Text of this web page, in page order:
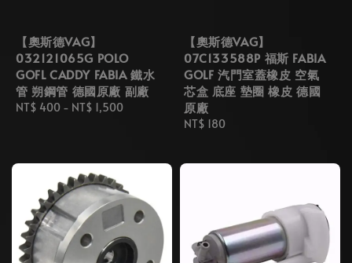
【奧斯德VAG】
032121065G POLO
GOFL CADDY FABIA 鐵水
管 朔鋼管 德國原廠 副廠
Regular
NT$ 400 - NT$ 1,500
【奧斯德VAG】
07C133588P 福斯 FABIA
GOLF 汽門室蓋橡皮 空氣
芯盒 底座 墊圈 橡皮 德國
原廠
Regular
NT$ 180